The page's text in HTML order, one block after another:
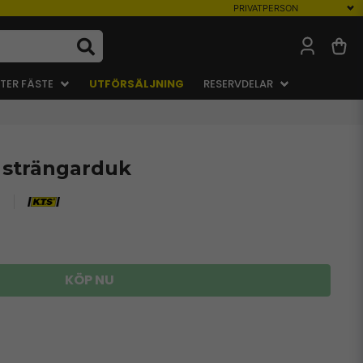
FÄSTE UTFÖRSÄLJNING RESERVDELAR
KÖP NU